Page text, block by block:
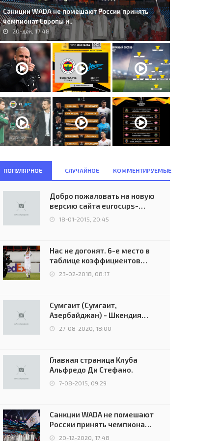
Санкции WADA не помешают России принять
чемпионат Европы и..
20-дек, 17:48
ПОПУЛЯРНОЕ СЛУЧАЙНОЕ КОММЕНТИРУЕМЫЕ
Добро пожаловать на новую
версию сайта eurocups-
uefa.ru
18-01-2015, 20:45
Нас не догонят. 6-е место в
таблице коэффициентов
УЕФА остаётся за Россией
23-02-2018, 08:17
Сумгаит (Сумгаит,
Азербайджан) - Шкендия
(Тетово, Северная
Македония) - 0:2 (0:0)
27-08-2020, 18:00
Главная страница Клуба
Альфредо Ди Стефано.
7-08-2015, 09:29
Санкции WADA не помешают
России принять чемпионат
Европы и финал Лиги
20-12-2020, 17:48